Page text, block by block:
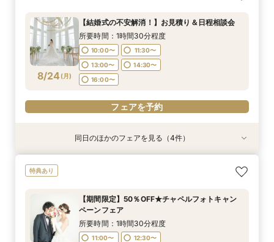
8/23 (日)
13:00〜
15:00〜
17:00〜
フェアを予約
8/23 (日)
10:00〜
11:30〜
13:00〜
14:30〜
16:00〜
フェアを予約
8/23 (日)
BIGフェア
所要時間：1時間30分程度
10:00〜
11:30〜
13:00〜
14:30〜
16:00〜
8/23 (日)
14:00〜
15:30〜
17:00〜
フェアを予約
8/24 (月)
【結婚式の不安解消！】お見積り＆日程相談会
所要時間：1時間30分程度
10:00〜
11:30〜
13:00〜
14:30〜
16:00〜
フェアを予約
8/24(月)
【期間限定】50％OFF★チャペルフォトキャン
11:00〜
14:00〜
15:30〜
17:00〜
8/24(月)
【挙式＋会食が5万円OFF！】費用を抑えて叶え
9:00〜
13:00〜
15:00〜
17:00〜
8/24(月)
【結婚式の費用がぐっとお得】挙式料＋撮影＋衣
BIGフェア
所要時間：1時間30分程度
13:00〜
14:30〜
8/24(月)
【和婚フェア｜挙式料半額特典】和装×チャペル
11:00〜
14:00〜
15:30〜
17:00〜
同日のほかのフェアを見る（4件）
特典あり
【期間限定】50％OFF★チャペルフォトキャン
ペーンフェア
所要時間：1時間30分程度
11:00〜
12:30〜